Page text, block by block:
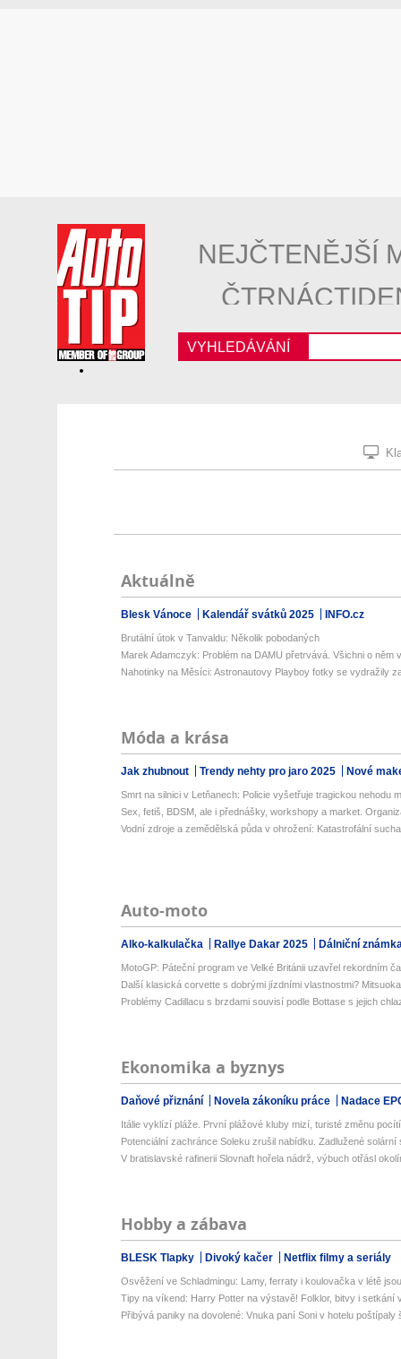
NEJČTENĚJŠÍ
VYHLEDÁVÁNÍ
Aktuálně
Blesk Vánoce Kalendář svátků 2025 INFO.cz
Brutální útok v Tanvaldu: Několik pobodaných
Marek Adamczyk: Problém na DAMU přetrvává. Všichni o něm
Nahotinky na Měsíci: Astronautovy Playboy fotky se vydražily
Móda a krása
Jak zhubnout Trendy nehty pro jaro 2025 Nové
Smrt na silnici v Letňanech: Policie vyšetřuje tragickou nehodu
Sex, fetiš, BDSM, ale i přednášky, workshopy a market.
Vodní zdroje a zemědělská půda v ohrožení: Katastrofální
Auto-moto
Alko-kalkulačka Rallye Dakar 2025 Dálniční
MotoGP: Páteční program ve Velké Británii uzavřel rekordním
Další klasická corvette s dobrými jízdními vlastnostmi?
Problémy Cadillacu s brzdami souvisí podle Bottase s jejich
Ekonomika a byznys
Daňové přiznání Novela zákoníku práce Nadace
Itálie vyklízí pláže. První plážové kluby mizí, turisté změnu
Potenciální zachránce Soleku zrušil nabídku. Zadlužené solární
V bratislavské rafinerii Slovnaft hořela nádrž, výbuch otřásl
Hobby a zábava
BLESK Tlapky Divoký kačer Netflix filmy a seriály
Osvěžení ve Schladmingu: Lamy, ferraty i koulovačka v létě
Tipy na víkend: Harry Potter na výstavě! Folklor, bitvy i setkání
Přibývá paniky na dovolené: Vnuka paní Soni v hotelu poštípaly